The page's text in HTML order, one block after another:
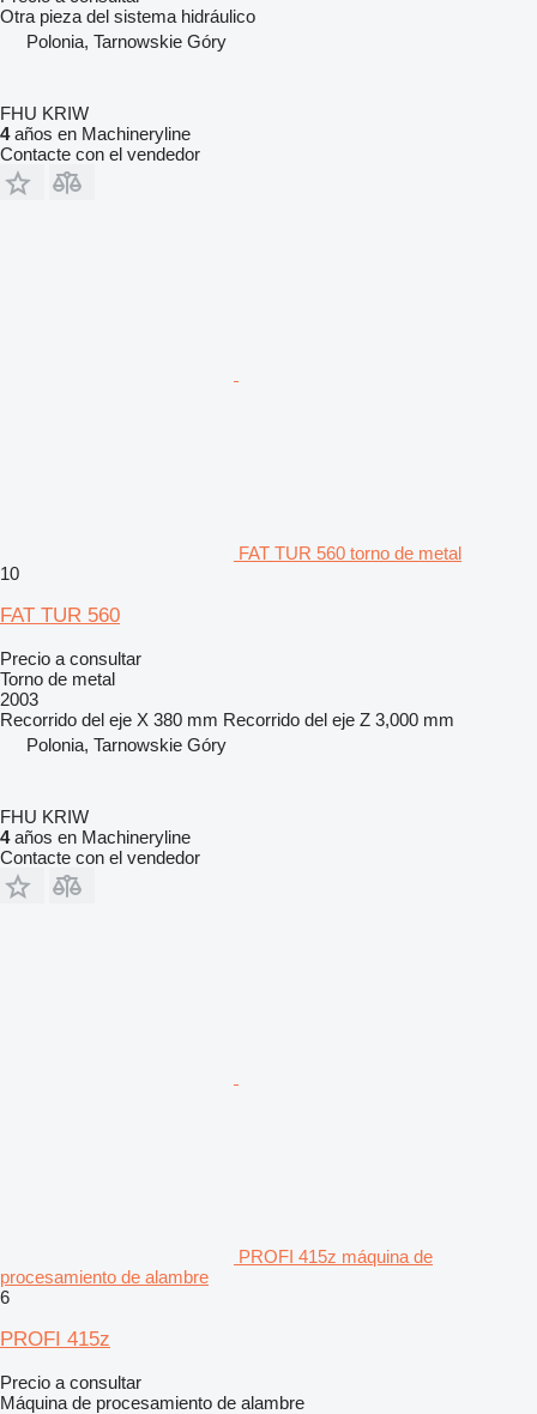
Otra pieza del sistema hidráulico
Polonia, Tarnowskie Góry
FHU KRIW
4años en Machineryline
Contacte con el vendedor
FAT TUR 560 torno de metal
10
FAT TUR 560
Precio a consultar
Torno de metal
2003
Recorrido del eje X 380 mm Recorrido del eje Z 3,000 mm
Polonia, Tarnowskie Góry
FHU KRIW
4años en Machineryline
Contacte con el vendedor
PROFI 415z máquina de
procesamiento de alambre
6
PROFI 415z
Precio a consultar
Máquina de procesamiento de alambre